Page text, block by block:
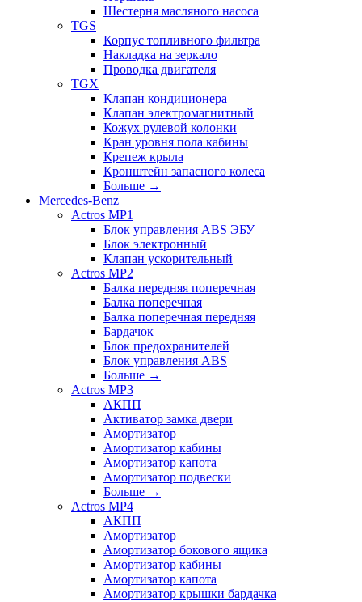
Шестерня масляного насоса
TGS
Корпус топливного фильтра
Накладка на зеркало
Проводка двигателя
TGX
Клапан кондиционера
Клапан электромагнитный
Кожух рулевой колонки
Кран уровня пола кабины
Крепеж крыла
Кронштейн запасного колеса
Больше →
Mercedes-Benz
Actros MP1
Блок управления ABS ЭБУ
Блок электронный
Клапан ускорительный
Actros MP2
Балка передняя поперечная
Балка поперечная
Балка поперечная передняя
Бардачок
Блок предохранителей
Блок управления ABS
Больше →
Actros MP3
АКПП
Активатор замка двери
Амортизатор
Амортизатор кабины
Амортизатор капота
Амортизатор подвески
Больше →
Actros MP4
АКПП
Амортизатор
Амортизатор бокового ящика
Амортизатор кабины
Амортизатор капота
Амортизатор крышки бардачка